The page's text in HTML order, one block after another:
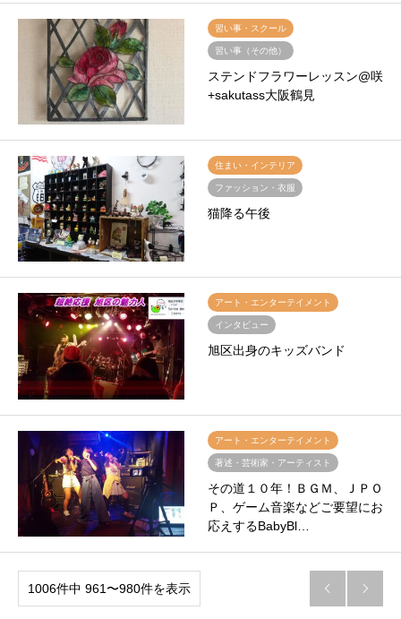
習い事・スクール
習い事（その他）
ステンドフラワーレッスン@咲
+sakutass大阪鶴見
住まい・インテリア
ファッション・衣服
猫降る午後
アート・エンターテイメント
インタビュー
旭区出身のキッズバンド
アート・エンターテイメント
著述・芸術家・アーティスト
その道１０年！ＢＧＭ、ＪＰＯ
Ｐ、ゲーム音楽などご要望にお
応えするBabyBl…
1006件中 961〜980件を表示  